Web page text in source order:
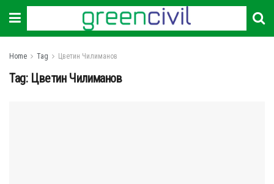
Home Tag Цветин Чилиманов
Tag: Цветин Чилиманов